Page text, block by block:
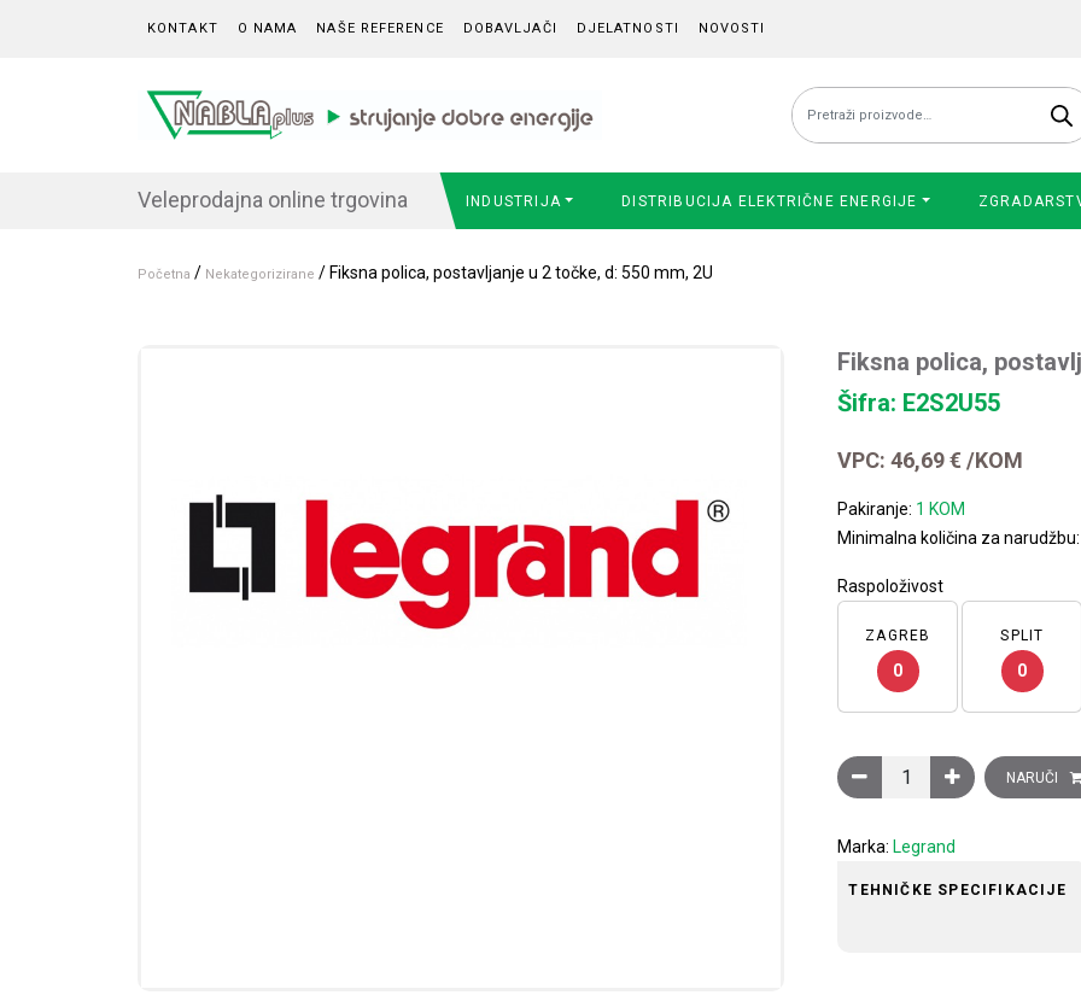
KONTAKT O NAMA NAŠE REFERENCE DOBAVLJAČI DJELATNOSTI NOVOSTI
Pretraži:
Veleprodajna online trgovina INDUSTRIJA DISTRIBUCIJA ELEKTRIČNE ENERGIJE
Početna / Nekategorizirane / Fiksna polica, postavljanje u 2 točke, d: 550 mm, 2U
Fiksna polica,
Šifra: E2S2U55
VPC:46,69€ /KOM
Pakiranje: 1 KOM
Minimalna količina za narudžbu:
Raspoloživost
ZAGREB
0
SPLIT
0
Fiksna polica, NARUČI
Marka: Legrand
TEHNIČKE SPECIFIKACIJE